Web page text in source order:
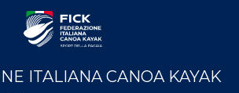
ITALIANA CANOA KAYAK